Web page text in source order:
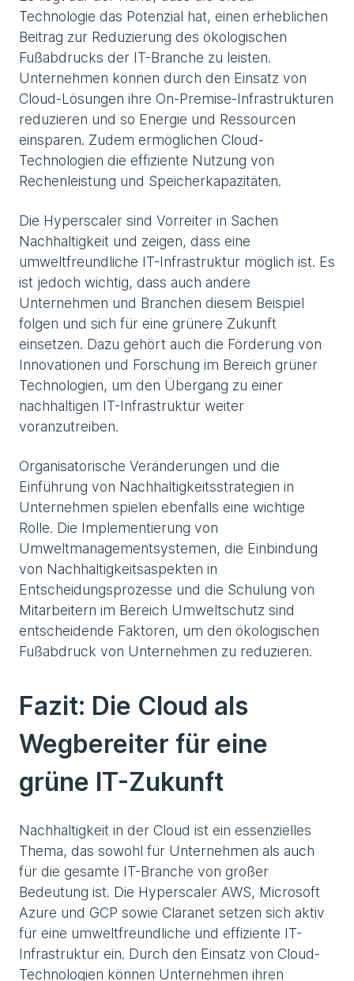
Technologie das Potenzial hat, einen erheblichen
Beitrag zur Reduzierung des ökologischen
Fußabdrucks der IT-Branche zu leisten.
Unternehmen können durch den Einsatz von
Cloud-Lösungen ihre On-Premise-Infrastrukturen
reduzieren und so Energie und Ressourcen
einsparen. Zudem ermöglichen Cloud-
Technologien die effiziente Nutzung von
Rechenleistung und Speicherkapazitäten.
Die Hyperscaler sind Vorreiter in Sachen
Nachhaltigkeit und zeigen, dass eine
umweltfreundliche IT-Infrastruktur möglich ist. Es
ist jedoch wichtig, dass auch andere
Unternehmen und Branchen diesem Beispiel
folgen und sich für eine grünere Zukunft
einsetzen. Dazu gehört auch die Förderung von
Innovationen und Forschung im Bereich grüner
Technologien, um den Übergang zu einer
nachhaltigen IT-Infrastruktur weiter
voranzutreiben.
Organisatorische Veränderungen und die
Einführung von Nachhaltigkeitsstrategien in
Unternehmen spielen ebenfalls eine wichtige
Rolle. Die Implementierung von
Umweltmanagementsystemen, die Einbindung
von Nachhaltigkeitsaspekten in
Entscheidungsprozesse und die Schulung von
Mitarbeitern im Bereich Umweltschutz sind
entscheidende Faktoren, um den ökologischen
Fußabdruck von Unternehmen zu reduzieren.
Fazit: Die Cloud als
Wegbereiter für eine
grüne IT-Zukunft
Nachhaltigkeit in der Cloud ist ein essenzielles
Thema, das sowohl für Unternehmen als auch
für die gesamte IT-Branche von großer
Bedeutung ist. Die Hyperscaler AWS, Microsoft
Azure und GCP sowie Claranet setzen sich aktiv
für eine umweltfreundliche und effiziente IT-
Infrastruktur ein. Durch den Einsatz von Cloud-
Technologien können Unternehmen ihren